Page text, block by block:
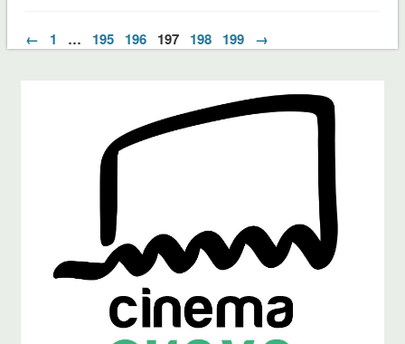
← 1 … 195 196 197 198 199 →